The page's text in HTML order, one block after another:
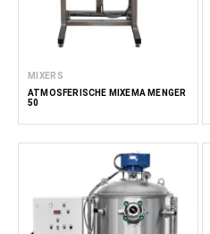
MIXERS
ATMOSFERISCHE MIXEMA MENGER
50